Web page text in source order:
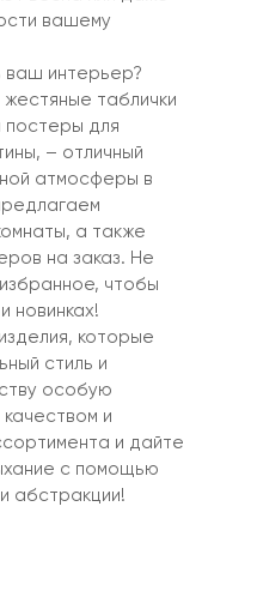
вашему
интерьер?
таблички
постеры для
– отличный
атмосферы в
а также
на заказ. Не
чтобы
новинках!
которые
стиль и
особую
и
и дайте
с помощью
абстракции!